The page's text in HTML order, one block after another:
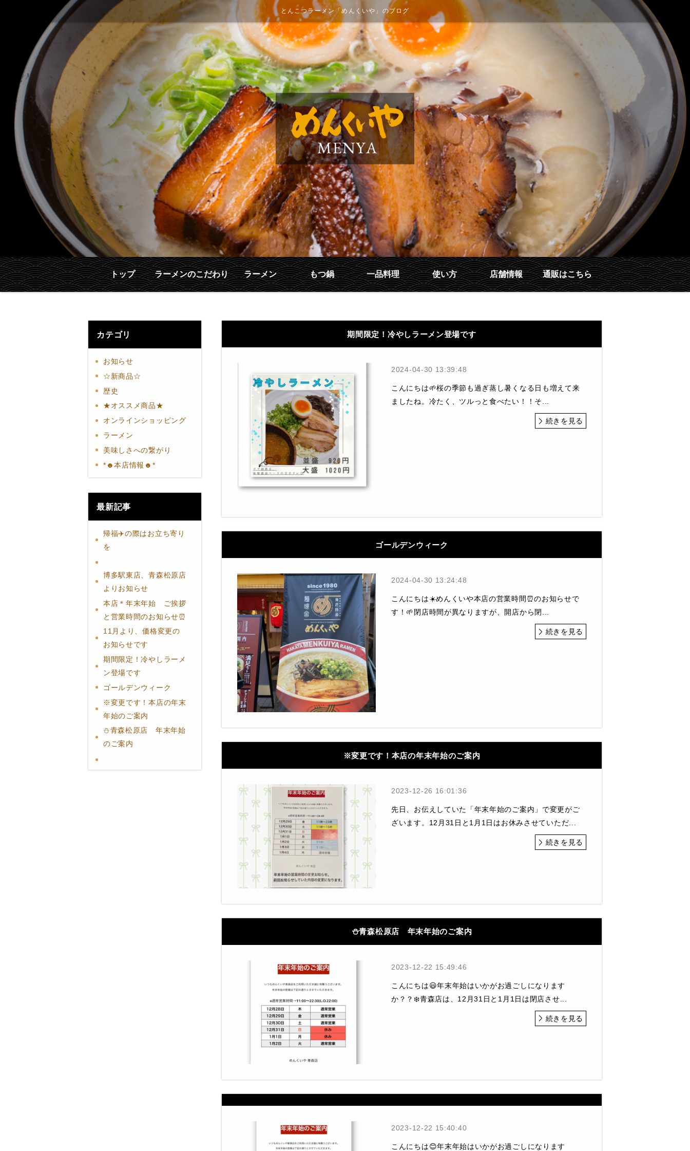
とんこつラーメン「めんくいや」のブログ
トップ ラーメンのこだわり ラーメン もつ鍋 一品料理 使い方 店舗情報 通販はこちら
カテゴリ
お知らせ
☆新商品☆
歴史
★オススメ商品★
オンラインショッピング
ラーメン
美味しさへの繋がり
*☻本店情報☻*
最新記事
帰福✈️の際はお立ち寄り
を
博多駅東店、青森松原店
よりお知らせ
本店＊年末年始 ご挨拶
と営業時間のお知らせ⏰
11月より、価格変更の
お知らせです
期間限定！冷やしラーメ
ン登場です
ゴールデンウィーク
※変更です！本店の年末
年始のご案内
⛄️青森松原店 年末年始
のご案内
期間限定！冷やしラーメン登場です
2024-04-30 13:39:48
こんにちは🌱桜の季節も過ぎ蒸し暑くなる日も増えて来
ましたね。冷たく、ツルっと食べたい！！そ...
続きを見る
ゴールデンウィーク
2024-04-30 13:24:48
こんにちは☀️めんくいや本店の営業時間⏰のお知らせで
す！🌱閉店時間が異なりますが、開店から閉...
続きを見る
※変更です！本店の年末年始のご案内
2023-12-26 16:01:36
先日、お伝えしていた「年末年始のご案内」で変更がご
ざいます。12月31日と1月1日はお休みさせていただ...
続きを見る
⛄️青森松原店 年末年始のご案内
2023-12-22 15:49:46
こんにちは😃年末年始はいかがお過ごしになります
か？？❄️青森店は、12月31日と1月1日は閉店させ...
続きを見る
2023-12-22 15:40:40
こんにちは😊年末年始はいかがお過ごしになります